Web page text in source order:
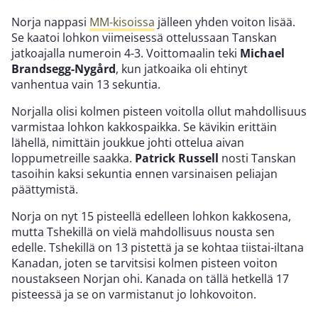
Norja nappasi MM-kisoissa jälleen yhden voiton lisää.
Se kaatoi lohkon viimeisessä ottelussaan Tanskan
jatkoajalla numeroin 4-3. Voittomaalin teki Michael
Brandsegg-Nygård, kun jatkoaika oli ehtinyt
vanhentua vain 13 sekuntia.
Norjalla olisi kolmen pisteen voitolla ollut mahdollisuus
varmistaa lohkon kakkospaikka. Se kävikin erittäin
lähellä, nimittäin joukkue johti ottelua aivan
loppumetreille saakka. Patrick Russell nosti Tanskan
tasoihin kaksi sekuntia ennen varsinaisen peliajan
päättymistä.
Norja on nyt 15 pisteellä edelleen lohkon kakkosena,
mutta Tshekillä on vielä mahdollisuus nousta sen
edelle. Tshekillä on 13 pistettä ja se kohtaa tiistai-iltana
Kanadan, joten se tarvitsisi kolmen pisteen voiton
noustakseen Norjan ohi. Kanada on tällä hetkellä 17
pisteessä ja se on varmistanut jo lohkovoiton.